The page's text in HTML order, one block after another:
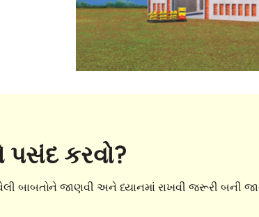
પસંદ કરવો?
બાબતોને જાણવી અને ધ્યાનમાં રાખવી જરૂરી બની